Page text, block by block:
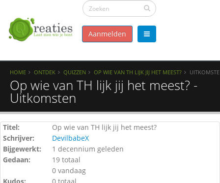
Aanmelden
HOME ONTDEK QUIZZEN OP WIE VAN TH LIJK JIJ HET MEEST?
Op wie van TH lijk jij het meest? -
Uitkomsten
Titel:
Op wie van TH lijk jij het meest?
Schrijver:
DevilbabeX
Bijgewerkt:
1 decennium geleden
Gedaan:
19 totaal
0 vandaag